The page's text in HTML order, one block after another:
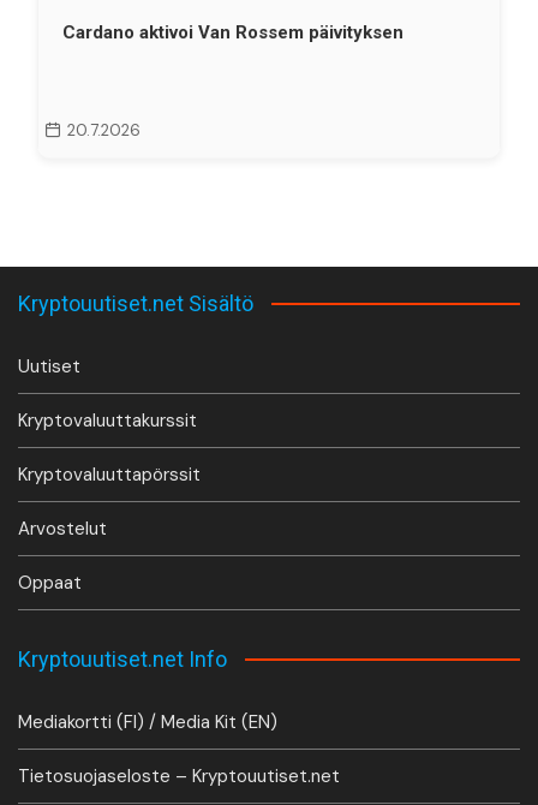
Cardano aktivoi Van Rossem päivityksen
20.7.2026
Kryptouutiset.net Sisältö
Uutiset
Kryptovaluuttakurssit
Kryptovaluuttapörssit
Arvostelut
Oppaat
Kryptouutiset.net Info
Mediakortti (FI) / Media Kit (EN)
Tietosuojaseloste – Kryptouutiset.net